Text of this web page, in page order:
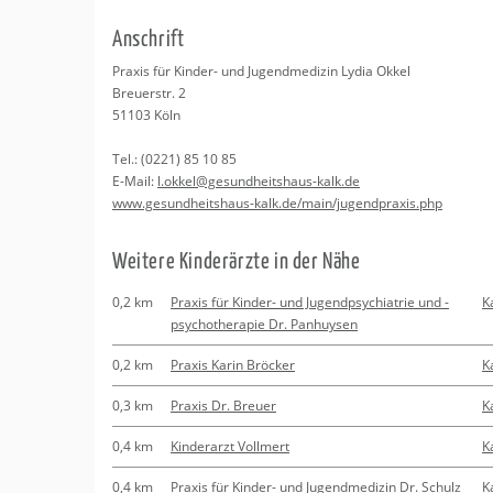
Beratung
Kurse
Regionale Tipps
An­schrift
Pra­xis für Kin­der- und Ju­gend­me­di­zin Lydia Okkel
Breu­er­str. 2
51103 Köln
Tel.:(0221) 85 10 85
E-Mail: l.​okkel@​ges​undh​eits​haus-​kalk.​de
www.​ges​undh​eits​haus-​kalk.​de/​main/​jug​endp​raxi​s.​php
Wei­te­re Kin­der­ärz­te in der Nähe
0,2 km
Praxis für Kinder- und Jugendpsychiatrie und -
psychotherapie Dr. Panhuysen
0,2 km Praxis Karin Bröcker
0,3 km Praxis Dr. Breuer
0,4 km Kinderarzt Vollmert
0,4 km Praxis für Kinder- und Jugendmedizin Dr. Schulz